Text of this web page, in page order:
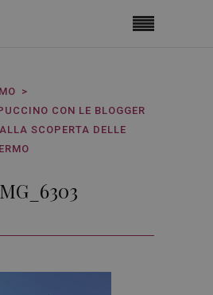
CON LE BLOGGER
SCOPERTA DELLE